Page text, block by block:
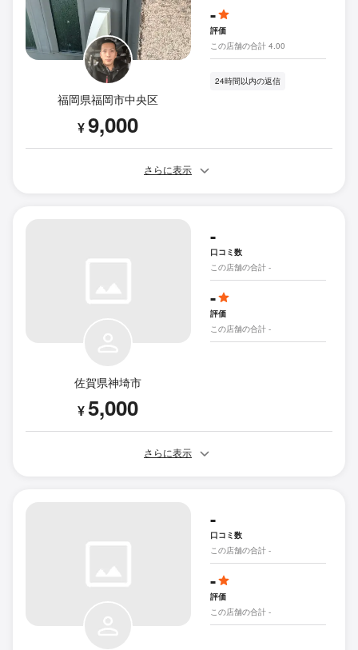
福岡県福岡市中央区
¥9,000
-
評価
この店舗の合計 4.00
24時間以内の返信
さらに表示
佐賀県神埼市
¥5,000
-
口コミ数
この店舗の合計 -
-
評価
この店舗の合計 -
さらに表示
-
口コミ数
この店舗の合計 -
-
評価
この店舗の合計 -